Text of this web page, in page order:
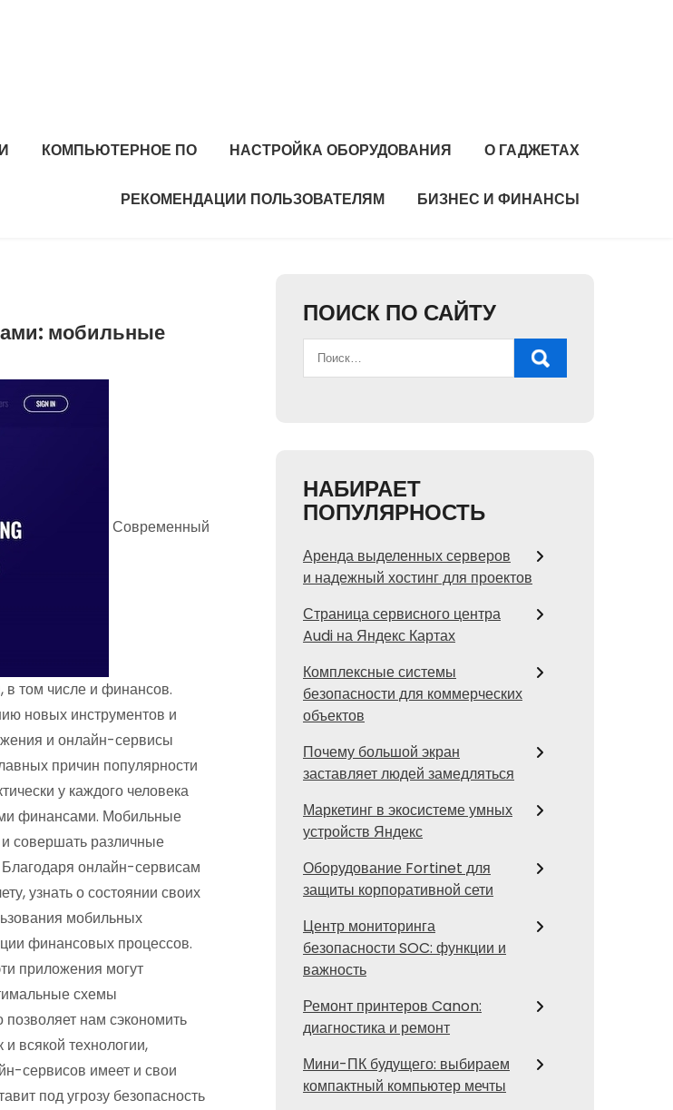
КОМПЬЮТЕРНОЕ ПО НАСТРОЙКА ОБОРУДОВАНИЯ О ГАДЖЕТАХ
РЕКОМЕНДАЦИИ ПОЛЬЗОВАТЕЛЯМ БИЗНЕС И ФИНАНСЫ
мобильные
Современный
в том числе и финансов.
новых инструментов и
и онлайн-сервисы
причин популярности
у каждого человека
финансами. Мобильные
совершать различные
онлайн-сервисам
узнать о состоянии своих
мобильных
финансовых процессов.
приложения могут
схемы
нам сэкономить
всякой технологии,
сервисов имеет и свои
под угрозу безопасность
ПОИСК ПО САЙТУ
НАБИРАЕТ
ПОПУЛЯРНОСТЬ
Аренда выделенных серверов
и надежный хостинг для проектов
Страница сервисного центра
Audi на Яндекс Картах
Комплексные системы
безопасности для коммерческих
объектов
Почему большой экран
заставляет людей замедляться
Маркетинг в экосистеме умных
устройств Яндекс
Оборудование Fortinet для
защиты корпоративной сети
Центр мониторинга
безопасности SOC: функции и
важность
Ремонт принтеров Canon:
диагностика и ремонт
Мини-ПК будущего: выбираем
компактный компьютер мечты